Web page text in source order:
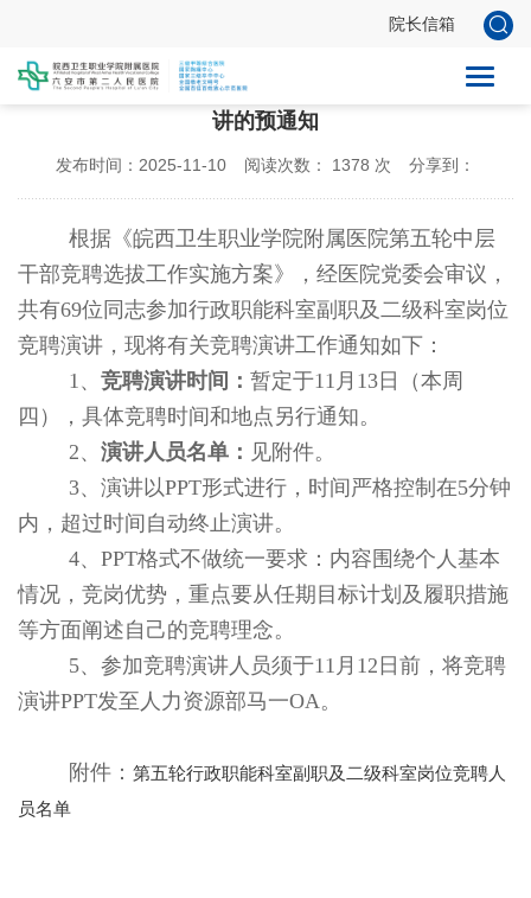
院长信箱
关于第五轮行政职能科室副职及二级科室岗位竞聘演
讲的预通知
发布时间：2025-11-10 阅读次数： 1378 次 分享到：
根据《皖西卫生职业学院附属医院第五轮中层
干部竞聘选拔工作实施方案》，经医院党委会审议，
共有69位同志参加行政职能科室副职及二级科室岗位
竞聘演讲，现将有关竞聘演讲工作通知如下：
1、 竞聘演讲时间： 暂定于11月13日（本周
四）
，具体竞聘时间和地点另行通知。
2、 演讲人员名单： 见附件。
3、 演讲以PPT形式进行，时间严格控制在5分钟
内，超过时间自动终止演讲。
4、 PPT格式不做统一要求：内容围绕个人基本
情况，竞岗优势，重点要从任期目标计划及履职措施
等方面阐述自己的竞聘理念。
5、 参加竞聘演讲人员须于11月12日前，将竞聘
演讲PPT发至人力资源部马一OA。
附件： 第五轮行政职能科室副职及二级科室岗位竞聘人
员名单